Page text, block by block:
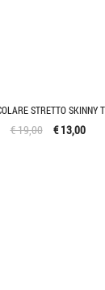
STRETTO SKINNY
€ 19,00 € 13,00